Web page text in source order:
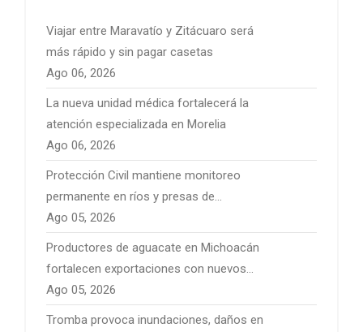
Viajar entre Maravatío y Zitácuaro será
más rápido y sin pagar casetas
Ago 06, 2026
La nueva unidad médica fortalecerá la
atención especializada en Morelia
Ago 06, 2026
Protección Civil mantiene monitoreo
permanente en ríos y presas de
Michoacán por temporal de lluvias
Ago 05, 2026
Productores de aguacate en Michoacán
fortalecen exportaciones con nuevos
mercados internacionales
Ago 05, 2026
Tromba provoca inundaciones, daños en